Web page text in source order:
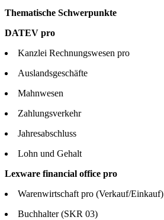
Thematische Schwerpunkte
DATEV pro
Kanzlei Rechnungswesen pro
Auslandsgeschäfte
Mahnwesen
Zahlungsverkehr
Jahresabschluss
Lohn und Gehalt
Lexware financial office pro
Warenwirtschaft pro (Verkauf/Einkauf)
Buchhalter (SKR 03)